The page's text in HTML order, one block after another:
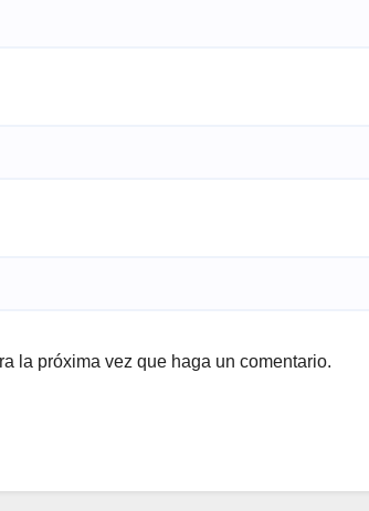
la próxima vez que haga un comentario.